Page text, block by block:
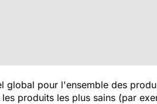
pour l'ensemble des
produits les plus sains (par